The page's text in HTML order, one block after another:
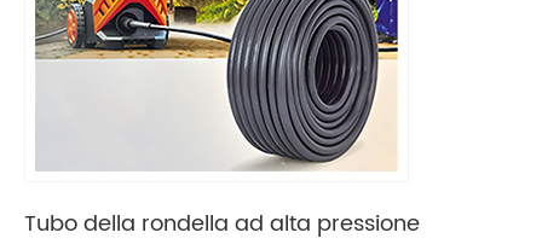
Tubo della rondella ad alta pressione